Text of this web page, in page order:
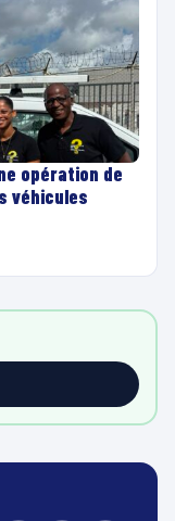
opération de
véhicules